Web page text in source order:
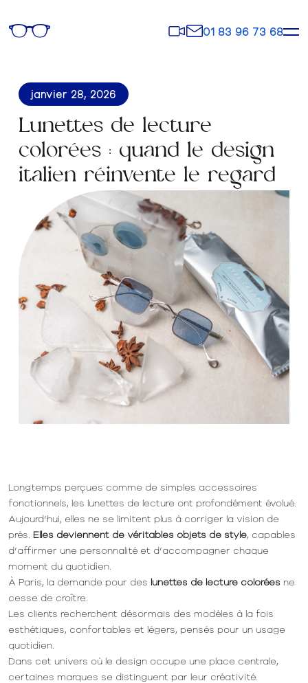
Rendez-
vous
Contact
01 83 96 73 68
janvier 28, 2026
Lunettes de lecture
colorées : quand le design
italien réinvente le regard
Longtemps perçues comme de simples accessoires
fonctionnels, les lunettes de lecture ont profondément évolué.
Aujourd’hui, elles ne se limitent plus à corriger la vision de
près. Elles deviennent de véritables objets de style, capables
d’affirmer une personnalité et d’accompagner chaque
moment du quotidien.
À Paris, la demande pour des lunettes de lecture colorées ne
cesse de croître.
Les clients recherchent désormais des modèles à la fois
esthétiques, confortables et légers, pensés pour un usage
quotidien.
Dans cet univers où le design occupe une place centrale,
certaines marques se distinguent par leur créativité.